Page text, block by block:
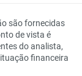
são fornecidas
de vista é
do analista,
financeira